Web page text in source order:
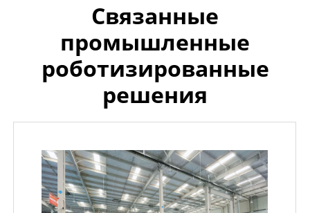
Связанные
промышленные
роботизированные
решения